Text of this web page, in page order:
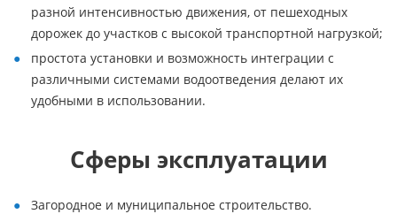
разной интенсивностью движения, от пешеходных
дорожек до участков с высокой транспортной нагрузкой;
простота установки и возможность интеграции с
различными системами водоотведения делают их
удобными в использовании.
Сферы эксплуатации
Загородное и муниципальное строительство.